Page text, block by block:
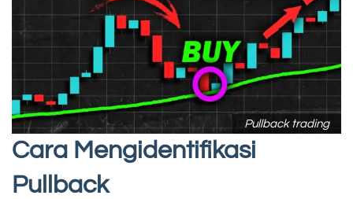
Pullback trading
Cara Mengidentifikasi
Pullback